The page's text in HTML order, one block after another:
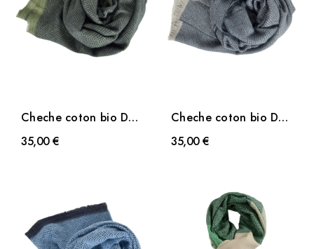
Cheche coton bio Dao
kaki
35,00 €
Cheche coton bio Dao
gris
35,00 €